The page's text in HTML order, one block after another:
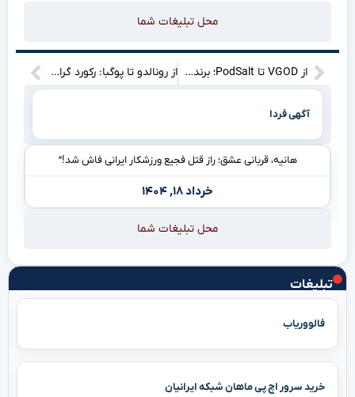
تبلیغات
فالووریاب
خرید سرور اچ پی ماهان شبکه ایرانیان
محل تبلیغات شما
از VGOD تا PodSalt؛ برندهای سالت نیکوتین که باید بشناسید.. از رونالدو تا پوگبا: رکورد گران‌ترین خریدها در هر سن و سال!
آگهی فردا
هانیه، قربانی عشق؛ راز قتل فجیع ورزشکار ایرانی فاش شد!”
خرداد ۱۸, ۱۴۰۴
محل تبلیغات شما